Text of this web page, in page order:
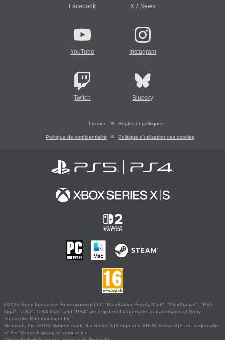
Facebook X/ News
YouTube Instagram
Twitch Bluesky
Licence Règles et politiques
Politique de confidentialité Politique d'utilisation des cookies
©2026 Sony Interactive Entertainment LLC."PlayStation Family Mark", "PlayStation", "PS5
logo", "PS5", "PS4 logo" and "PS4" are registered trademarks or trademarks of Sony
Interactive Entertainment Inc.
Microsoft, the XBOX Sphere mark, the Series X|S logo and XBOX Series X|S are trademarks
of the Microsoft group of companies.